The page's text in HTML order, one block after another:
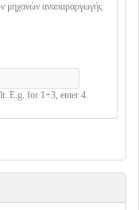
μηχανών αναπαραργωγής
E.g. for 1+3, enter 4.